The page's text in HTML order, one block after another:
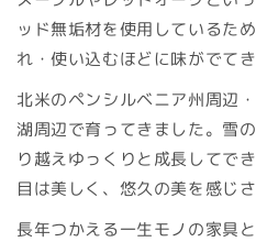
ッド無垢材を使用しているた
れ・使い込むほどに味がでてき
北米のペンシルベニア州周辺
湖周辺で育ってきました。雪
り越えゆっくりと成長してで
目は美しく、悠久の美を感じ
長年つかえる一生モノの家具